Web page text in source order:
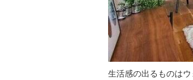
生活感の出るものは